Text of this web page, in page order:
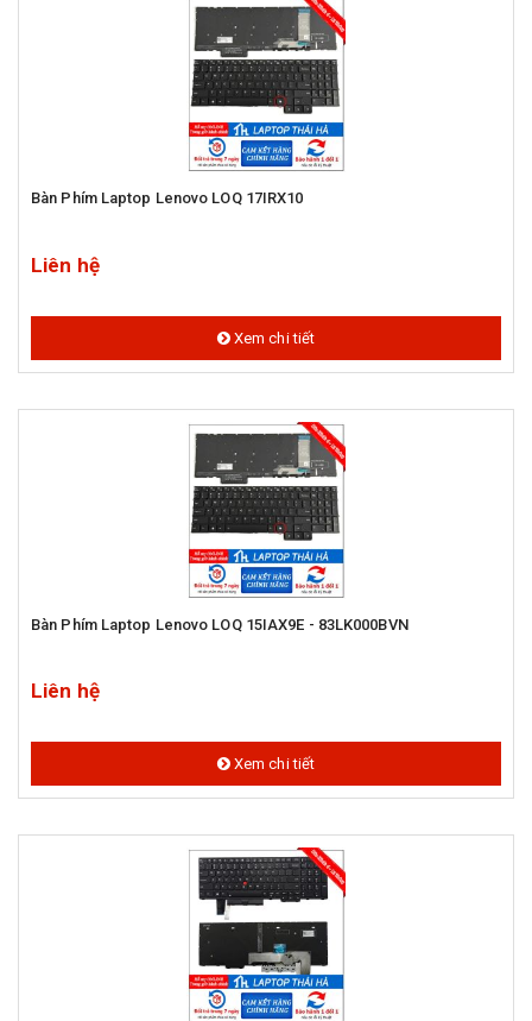
Bàn Phím Laptop Lenovo LOQ 17IRX10
Liên hệ
Xem chi tiết
Bàn Phím Laptop Lenovo LOQ 15IAX9E - 83LK000BVN
Liên hệ
Xem chi tiết